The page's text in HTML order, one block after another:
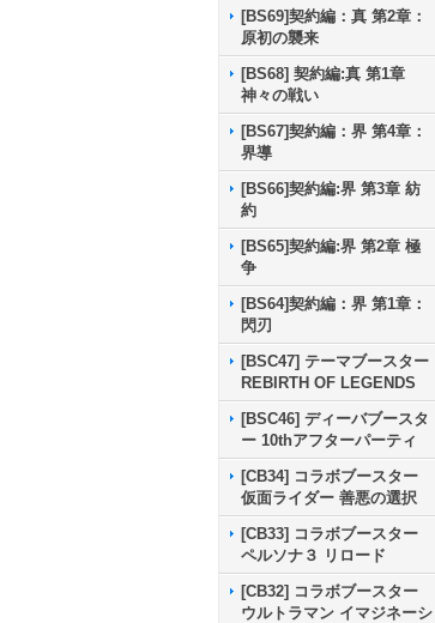
[BS69]契約編：真 第2章：
原初の襲来
[BS68] 契約編:真 第1章
神々の戦い
[BS67]契約編：界 第4章：
界導
[BS66]契約編:界 第3章 紡
約
[BS65]契約編:界 第2章 極
争
[BS64]契約編：界 第1章：
閃刃
[BSC47] テーマブースター
REBIRTH OF LEGENDS
[BSC46] ディーバブースタ
ー 10thアフターパーティ
[CB34] コラボブースター
仮面ライダー 善悪の選択
[CB33] コラボブースター
ペルソナ３ リロード
[CB32] コラボブースター
ウルトラマン イマジネーシ